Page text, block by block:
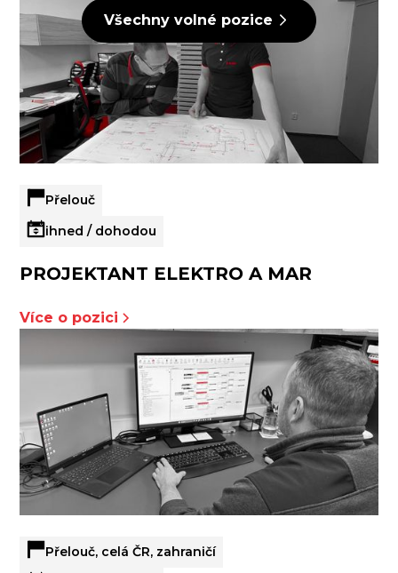
Všechny volné pozice
Přelouč
ihned / dohodou
PROJEKTANT ELEKTRO A MAR
Více o pozici
Přelouč, celá ČR, zahraničí